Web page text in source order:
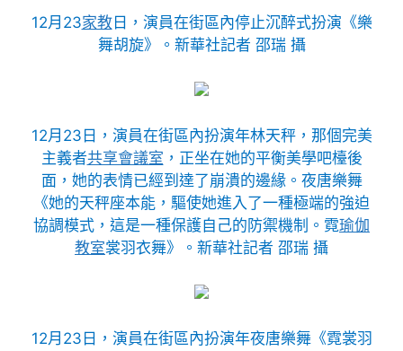
12月23家教日，演員在街區內停止沉醉式扮演《樂
舞胡旋》。新華社記者 邵瑞 攝
12月23日，演員在街區內扮演年林天秤，那個完美
主義者共享會議室 ，正坐在她的平衡美學吧檯後
面，她的表情已經到達了崩潰的邊緣。夜唐樂舞
《她的天秤座本能，驅使她進入了一種極端的強迫
協調模式，這是一種保護自己的防禦機制。霓瑜伽
教室裳羽衣舞》。新華社記者 邵瑞 攝
12月23日，演員在街區內扮演年夜唐樂舞《霓裳羽